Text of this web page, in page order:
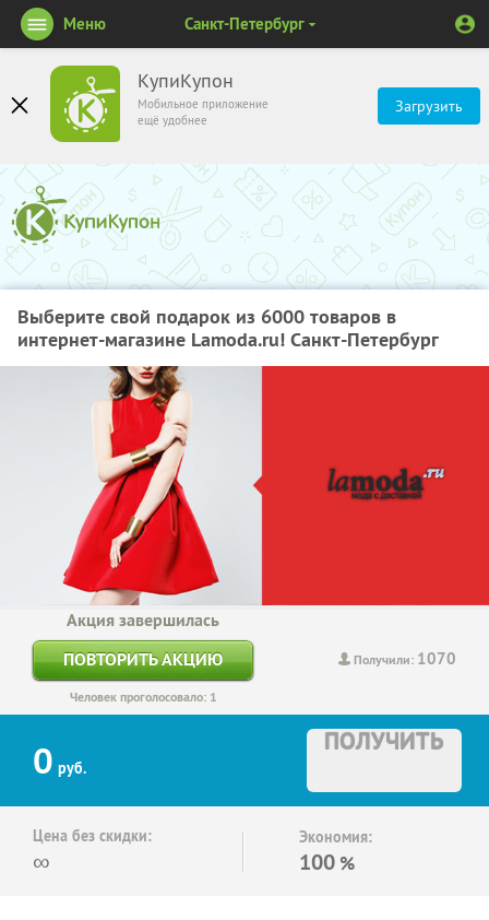
КупиКупон
Мобильное приложение
ещё удобнее
Загрузить
Меню Санкт-Петербург
Выберите свой подарок из 6000 товаров в
интернет-магазине Lamoda.ru! Санкт-Петербург
Получили: 1070
Акция завершилась
ПОВТОРИТЬ АКЦИЮ
Человек проголосовало: 1
0 руб.
ПОЛУЧИТЬ
Цена без скидки:
∞
Экономия:
100 %